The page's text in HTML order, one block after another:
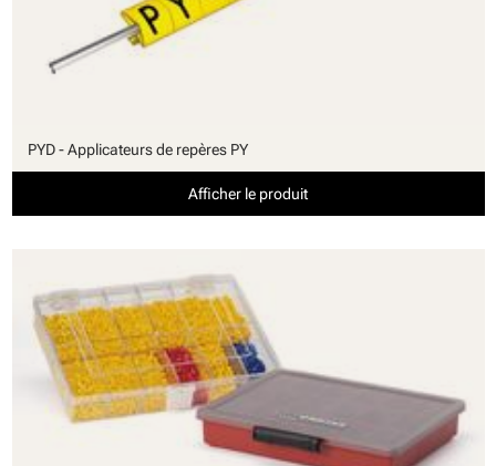
PYD - Applicateurs de repères PY
Afficher le produit